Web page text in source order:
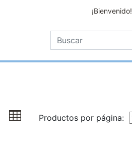
¡Bienvenido!
Productos por página: